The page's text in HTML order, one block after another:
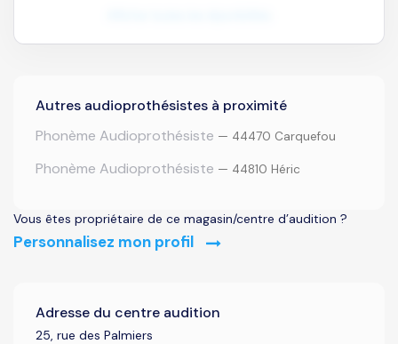
Autres audioprothésistes à proximité
Phonème Audioprothésiste — 44470 Carquefou
Phonème Audioprothésiste — 44810 Héric
Vous êtes propriétaire de ce magasin/centre d’audition ?
Personnalisez mon profil
Adresse du centre audition
25, rue des Palmiers